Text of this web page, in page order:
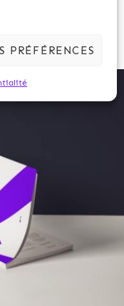
PRÉFÉRENCES